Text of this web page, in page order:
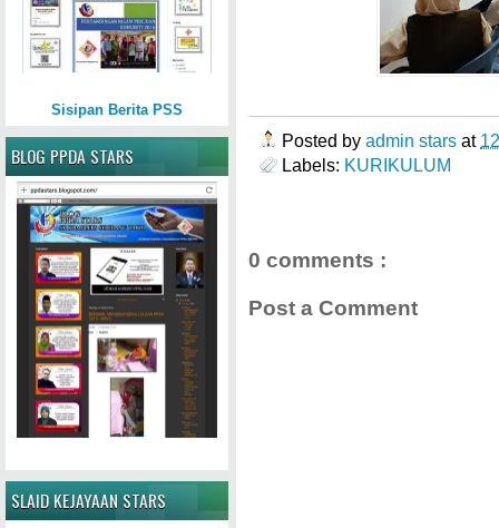
Posted by admin stars at
Labels: KURIKULUM
0 comments :
Post a Comment
Sisipan Berita PSS
BLOG PPDA STARS
SLAID KEJAYAAN STARS